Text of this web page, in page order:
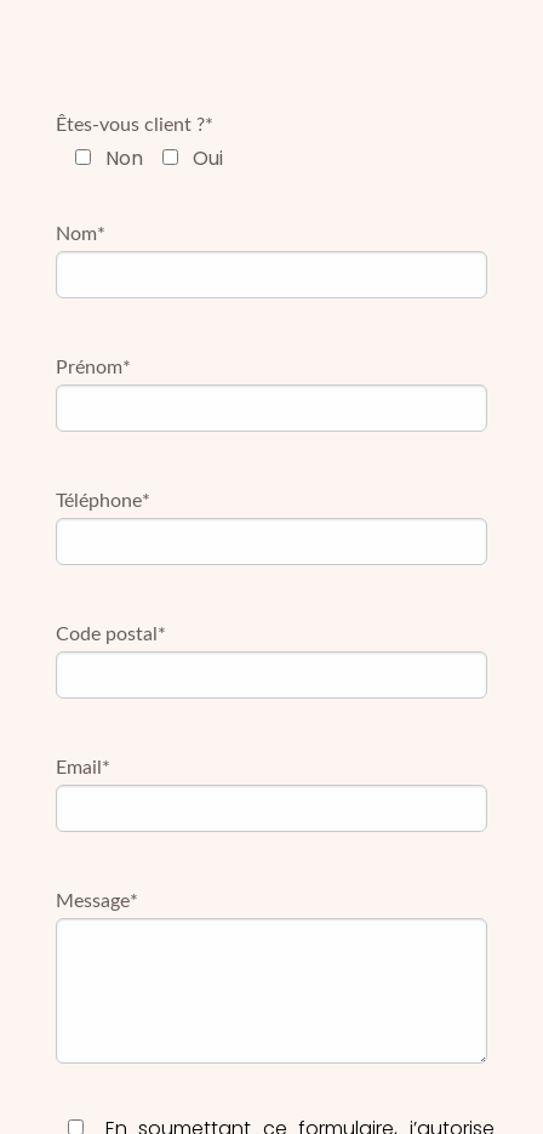
Êtes-vous client ?*
Non Oui
Nom*
Prénom*
Téléphone*
Code postal*
Email*
Message*